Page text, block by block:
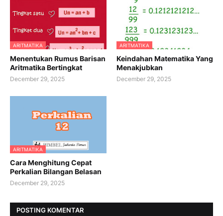
ARITMATIKA
Menentukan Rumus Barisan
Aritmatika Bertingkat
December 29, 2025
ARITMATIKA
Keindahan Matematika Yang
Menakjubkan
December 29, 2025
ARITMATIKA
Cara Menghitung Cepat
Perkalian Bilangan Belasan
December 29, 2025
POSTING KOMENTAR